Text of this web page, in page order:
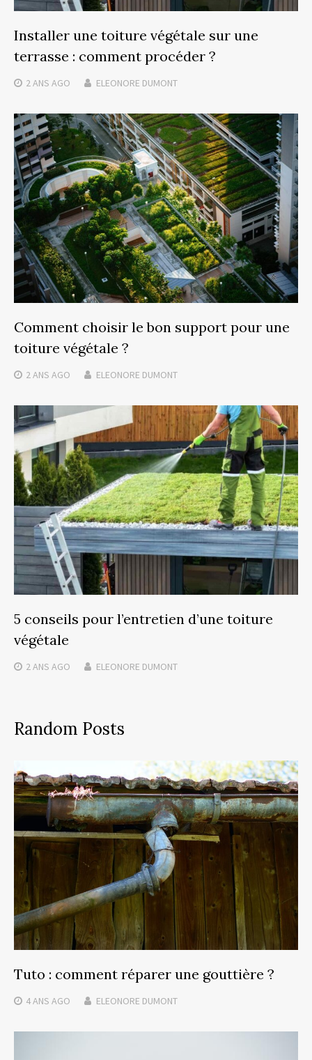
Installer une toiture végétale sur une
terrasse : comment procéder ?
2 ANS AGO ELEONORE DUMONT
Comment choisir le bon support pour une
toiture végétale ?
2 ANS AGO ELEONORE DUMONT
5 conseils pour l’entretien d’une toiture
végétale
2 ANS AGO ELEONORE DUMONT
Random Posts
Tuto : comment réparer une gouttière ?
4 ANS AGO ELEONORE DUMONT